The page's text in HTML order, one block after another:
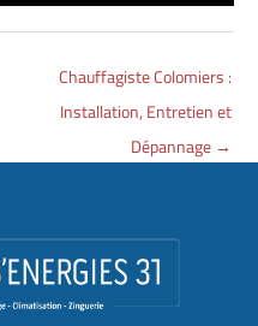
Chauffagiste Colomiers :
Installation, Entretien et
Dépannage→